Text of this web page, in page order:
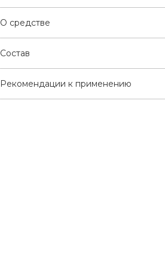
О средстве
Состав
Рекомендации к применению